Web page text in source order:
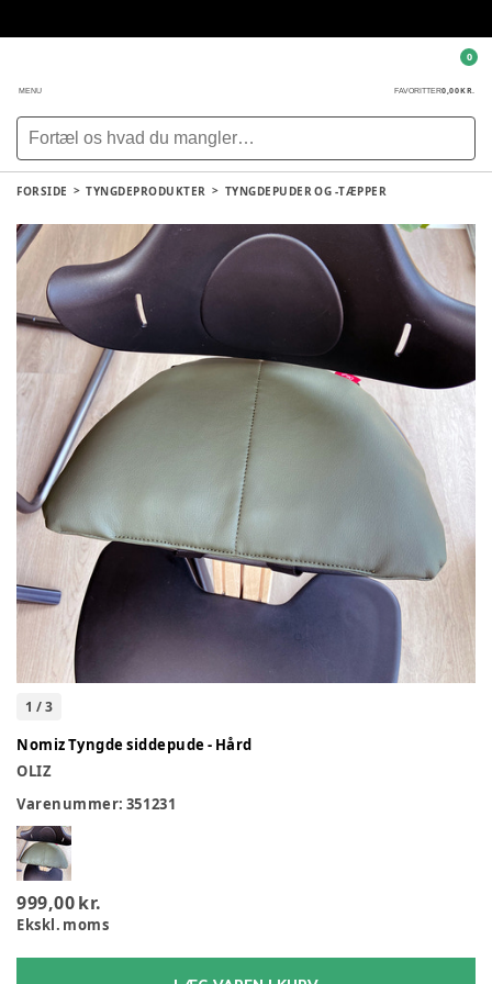
MENU FAVORITTER0,00 KR.
0
FORSIDE TYNGDEPRODUKTER TYNGDEPUDER OG -TÆPPER
1 /3
Nomiz Tyngde siddepude - Hård
OLIZ
Varenummer: 351231
999,00 kr.
Ekskl. moms